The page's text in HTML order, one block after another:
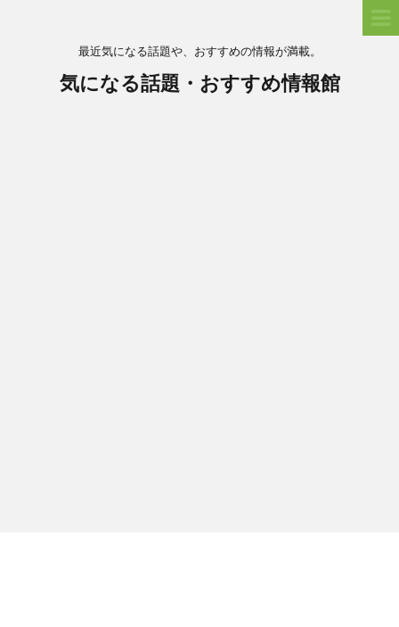
最近気になる話題や、おすすめの情報が満載。
気になる話題・おすすめ情報館